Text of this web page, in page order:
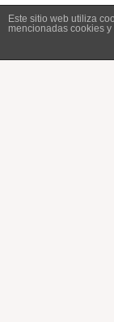
Este sitio web utiliza
mencionadas cookies